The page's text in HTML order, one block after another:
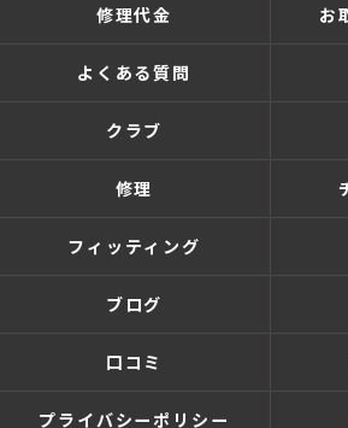
修理代金 お
よくある質問
クラブ
修理
フィッティング
ブログ
口コミ
プライバシーポリシー